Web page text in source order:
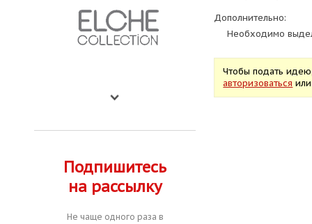
Подпишитесь
на рассылку
Не чаще одного раза в
Дополнительно:
Необходимо
Чтобы подать
авторизоваться